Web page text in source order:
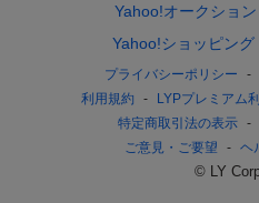
Yahoo!オークション
Yahoo!ショッピング
プライバシーポリシー
利用規約
LYPプレミアム
特定商取引法の表示
ご意見・ご要望
ヘ
© LY